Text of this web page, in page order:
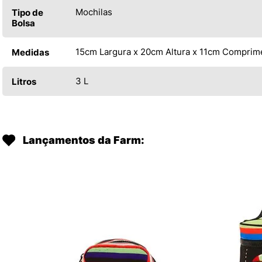
Tipo de
Bolsa
Mochilas
Medidas 15cm Largura x 20cm Altura x 11cm
Litros 3 L
Lançamentos da Farm: